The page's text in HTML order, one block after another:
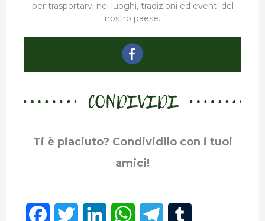
per trasportarvi nei luoghi, tradizioni ed eventi del
nostro paese.
CONDIVIDI
Ti è piaciuto? Condividilo con i tuoi
amici!
W